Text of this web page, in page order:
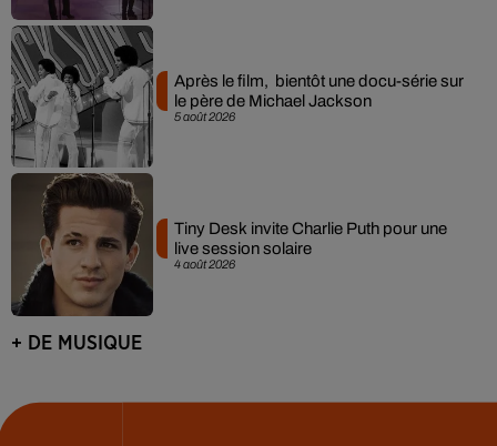
5 août 2026
Après le film, bientôt une docu-série sur
le père de Michael Jackson
4 août 2026
Tiny Desk invite Charlie Puth pour une
live session solaire
+ DE MUSIQUE